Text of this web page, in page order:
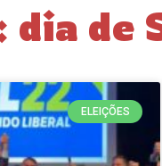
de
ELEIÇÕES